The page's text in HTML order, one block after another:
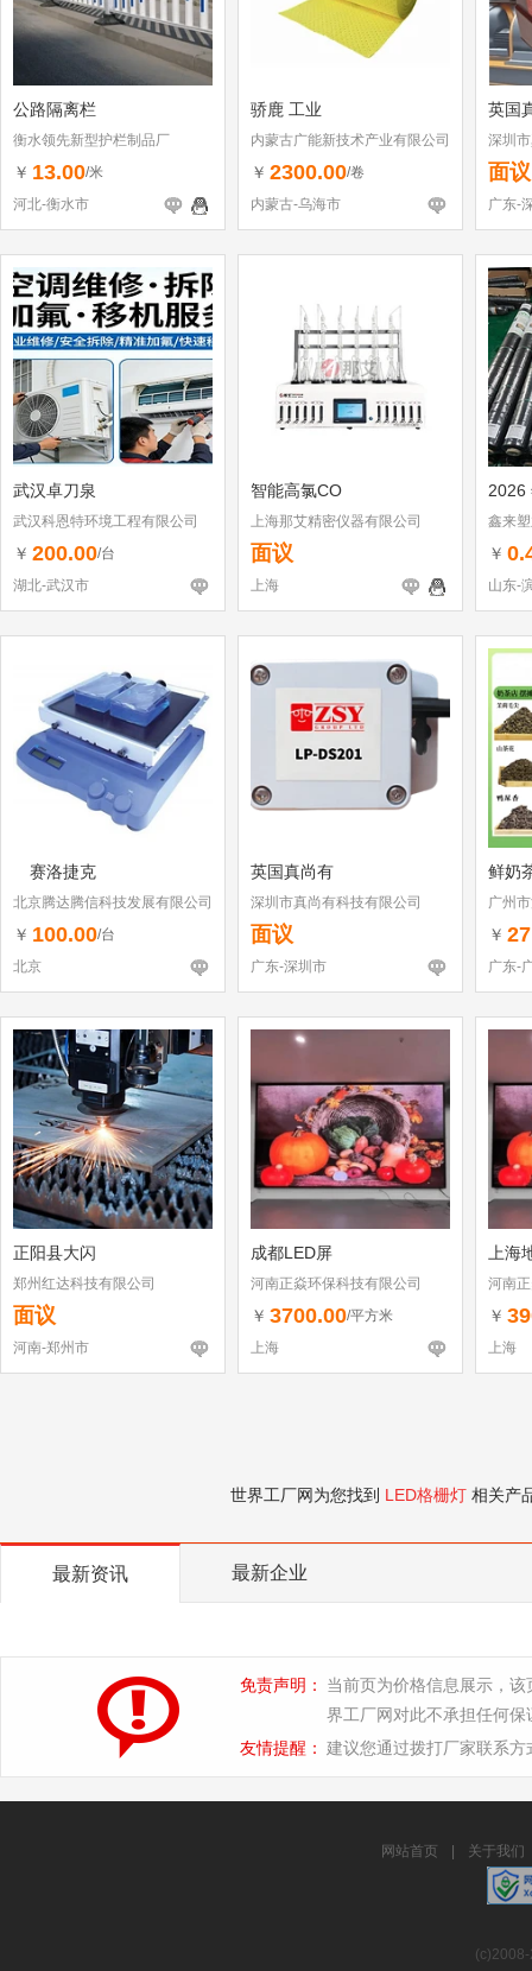
公路隔离栏
衡水领先新型护栏制品厂
￥ 13.00/米
河北-衡水市
骄鹿 工业
内蒙古广能新技术产业有限公司
￥ 2300.00/卷
内蒙古-乌海市
英国
深圳
面议
广东-
武汉卓刀泉
武汉科恩特环境工程有限公司
￥ 200.00/台
湖北-武汉市
智能高氯CO
上海那艾精密仪器有限公司
面议
上海
2026
鑫来
￥
山东-
赛洛捷克
北京腾达腾信科技发展有限公司
￥ 100.00/台
北京
英国真尚有
深圳市真尚有科技有限公司
面议
广东-深圳市
鲜奶
广州
￥
广东-
正阳县大闪
郑州红达科技有限公司
面议
河南-郑州市
成都LED屏
河南正焱环保科技有限公司
￥ 3700.00/平方米
上海
上海
河南
￥
上海
世界工厂网为您找到 LED格栅灯 相关产
最新资讯 最新企业
免责声明：
当前页为价格信息展示，
界工厂网对此不承担任何保
友情提醒： 建议您通过拨打厂家联系
网站首页 关于我们